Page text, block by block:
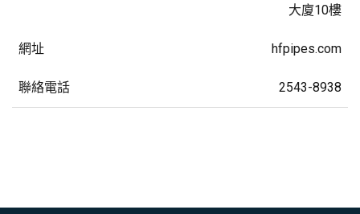
大廈10樓
hfpipes.com
2543-8938